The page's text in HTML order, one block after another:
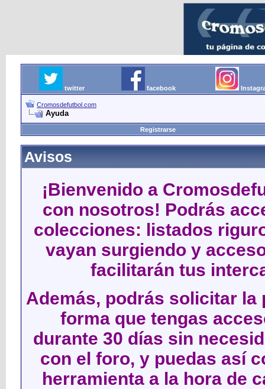
twitter facebook
Cromosdefutbol.com
Ayuda
Registrarse
Avisos
¡Bienvenido a
con nosotros! Podrás
colecciones: listados
vayan surgiendo y
facilitarán tus
Además, podrás solicitar
forma que tengas
durante 30 días sin
con el foro, y puedas así
herramienta a la hora de